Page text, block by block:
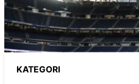
Ish-mesfushori
problemeve
e ardhshme
KATEGORI